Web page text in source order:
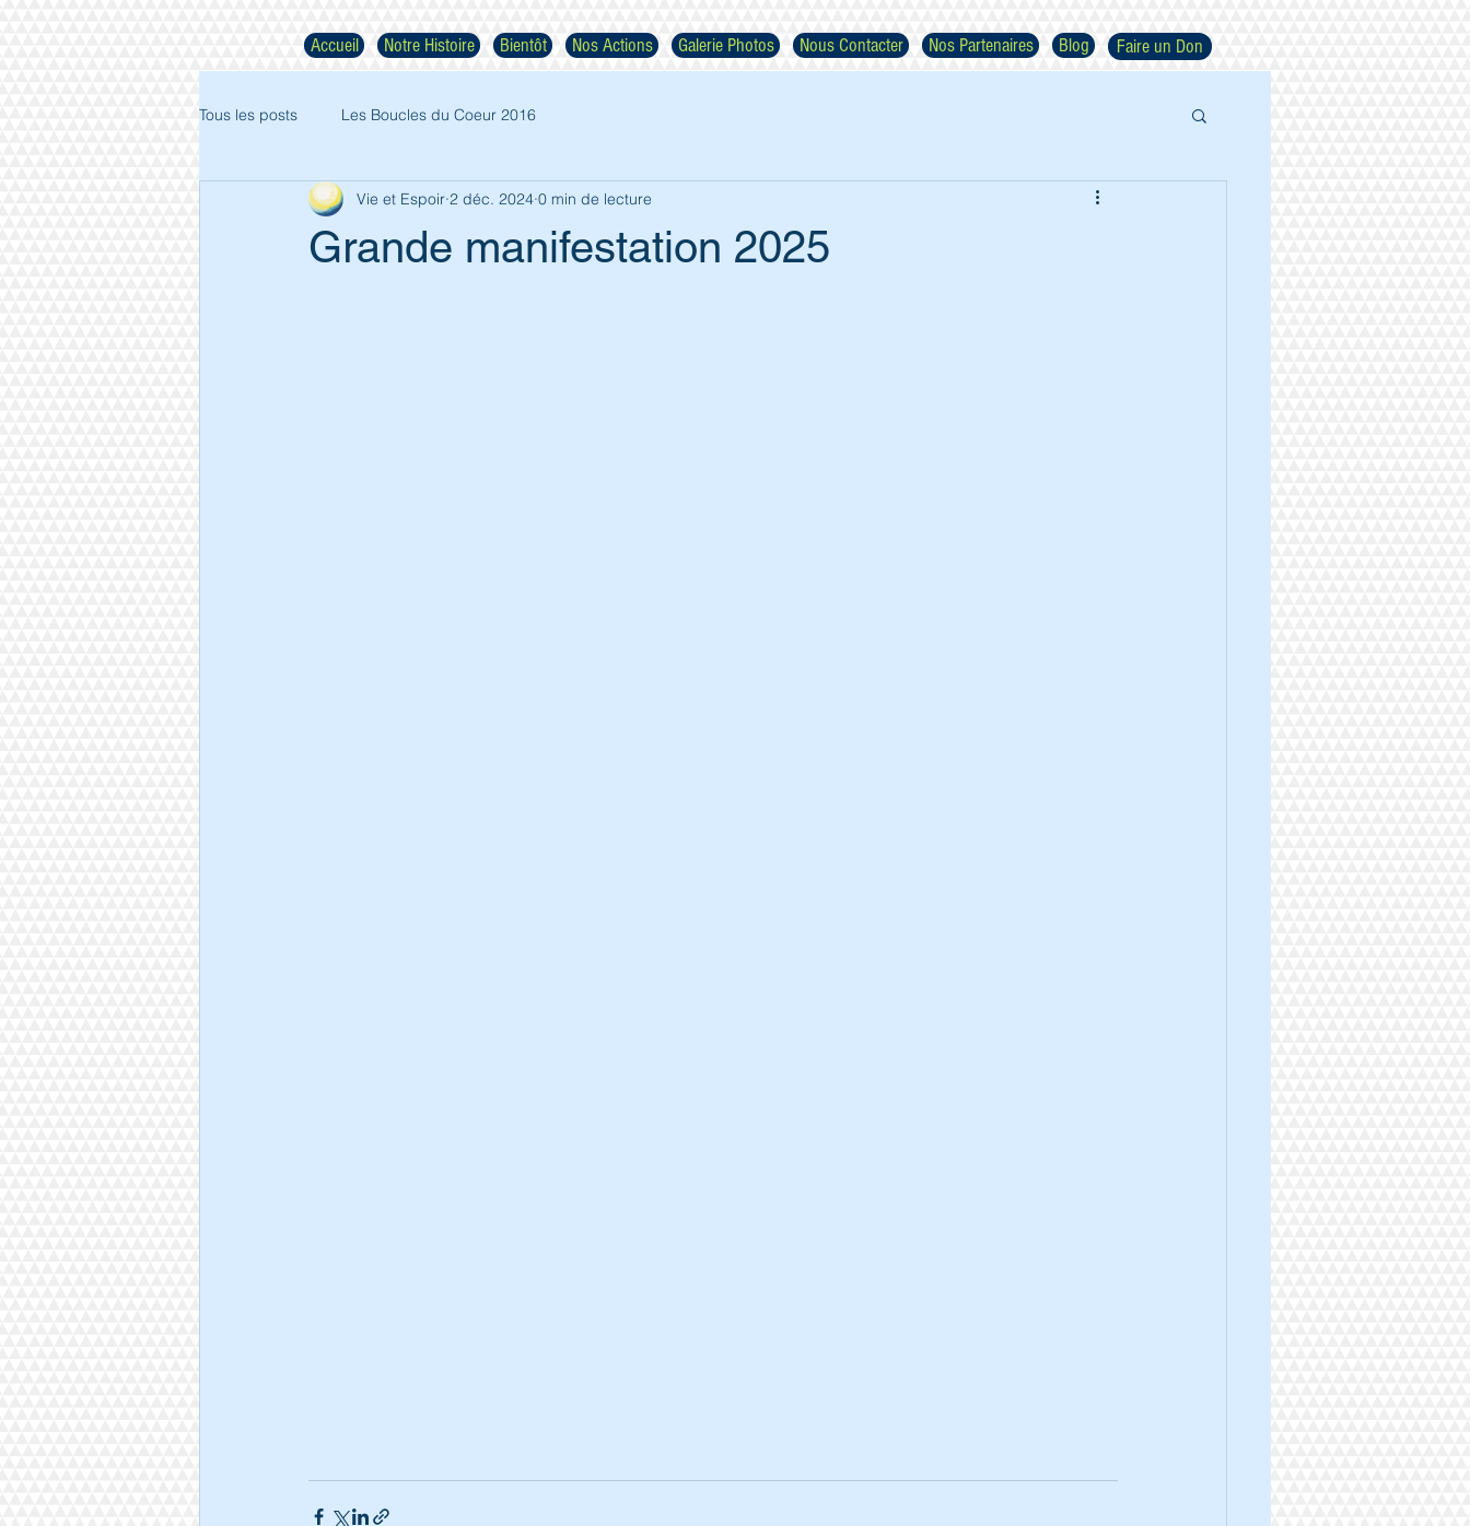
Accueil Notre Histoire Bientôt Nos Actions Galerie Photos Nous Contacter Nos Partenaires Blog Faire un Don
Tous les posts Les Boucles du Coeur 2016
Grande manifestation 2025
Vie et Espoir 2 déc. 2024 0 min de lecture